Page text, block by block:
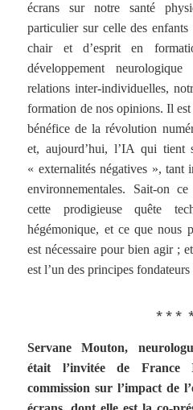
écrans sur notre santé
particulier sur celle des enfants
chair et d’esprit en
développement
relations inter-individuelles,
formation de nos opinions. Il
bénéfice de la révolution
et, aujourd’hui, l’IA qui tient
« externalités négatives », tant
environnementales. Sait-on
cette prodigieuse quête
hégémonique, et ce que nous
est nécessaire pour bien agir ;
est l’un des principes
⁎ ⁎ ⁎
Servane Mouton,
était l’invitée de
commission sur l’impact de